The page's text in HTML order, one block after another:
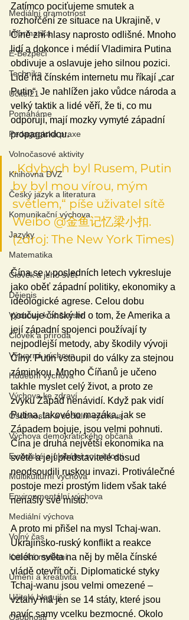
Mediální gramotnost
Informatika
E-Bezpečí
Technika
Učitel21
Pomáháme
Pedagogická praxe
Volnočasové aktivity
Knihovna DVZ
Český jazyk a literatura
Komunikační výchova
Jazyky
Matematika
Člověk a jeho svět
Dějepis
Výchova k občanství
Člověk a příroda
Výtvarná výchova
Hudební výchova
Výchova ke zdraví
Osobnostní a sociální výchova
Výchova demokratického občana
Evropské a globální souvislosti
Multikulturní výchova
Environmentální výchova
Mediální výchova
Volný čas
Kritické myšlení
Umění a kreativita
Učitelé blogují
Osobnosti
Zatímco pociťujeme smutek a
rozhořčení ze situace na Ukrajině, v
Číně zní hlasy naprosto odlišné. Mnoho
lidí a dokonce i médií Vladimira Putina
obdivuje a oslavuje jeho silnou pozici.
Lidé na čínském internetu mu říkají „car
Putin“. Je nahlížen jako vůdce národa a
velký taktik a lidé věří, že ti, co mu
odporují, mají mozky vymyté západní
propagandou.
„Kdybych byl Rusem, Putin
by byl mou vírou, mým
světlem,“ píše uživatel sítě
Weibo @金鱼记忆梁小扣.
(zdroj: The New York Times)
Čína se v posledních letech vykresluje
jako oběť západní politiky, ekonomiky a
ideologické agrese. Celou dobu
poučuje čínský lid o tom, že Amerika a
její západní spojenci používají ty
nejpodlejší metody, aby škodily vývoji
Číny. Putin vstoupil do války za stejnou
záminkou. Mnoho Číňanů je učeno
takhle myslet celý život, a proto ze
zvyku Západ nenávidí. Když pak vidí
Putina, takového mazáka, jak se
Západem bojuje, jsou velmi pohnuti.
Čína je druhá největší ekonomika na
světě a její představitelé dosud
neodsoudili ruskou invazi. Protiválečné
postoje mezi prostým lidem však také
nenašly své místo.
A proto mi přišel na mysl Tchaj-wan.
Ukrajinsko-ruský konflikt a reakce
celého světa na něj by měla čínské
vládě otevřít oči. Diplomatické styky
Tchaj-wanu jsou velmi omezené –
vztahy má jen se 14 státy, které jsou
navíc samy vcelku bezmocné. Okolo